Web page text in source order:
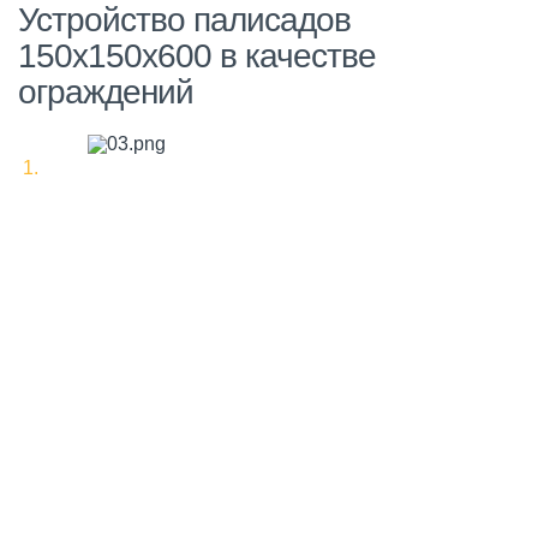
Устройство палисадов
150х150х600 в качестве
ограждений